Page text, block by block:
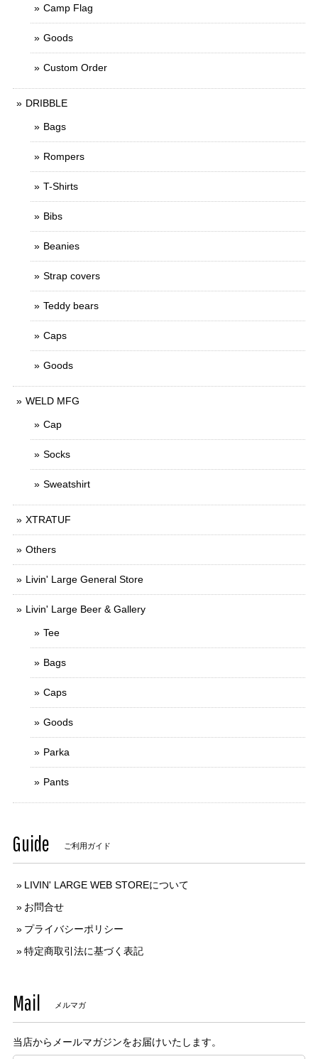
Camp Flag
Goods
Custom Order
DRIBBLE
Bags
Rompers
T-Shirts
Bibs
Beanies
Strap covers
Teddy bears
Caps
Goods
WELD MFG
Cap
Socks
Sweatshirt
XTRATUF
Others
Livin' Large General Store
Livin' Large Beer & Gallery
Tee
Bags
Caps
Goods
Parka
Pants
Guide ご利用ガイド
LIVIN' LARGE WEB STOREについて
お問合せ
プライバシーポリシー
特定商取引法に基づく表記
Mail メルマガ
当店からメールマガジンをお届けいたします。